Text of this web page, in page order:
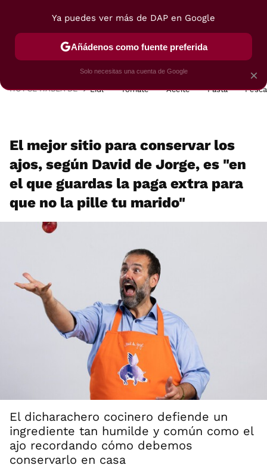
POSTRES VIAJES SELECCIÓN VEGUI
HOY SE HABLA DE Lidl Tomate Aceite Pasta
El mejor sitio para conservar los
ajos, según David de Jorge, es "en
el que guardas la paga extra para
que no la pille tu marido"
El dicharachero cocinero defiende un
ingrediente tan humilde y común como el
ajo recordando cómo debemos
conservarlo en casa
×
Ya puedes ver más de DAP en Google
Añádenos como fuente preferida
Solo necesitas una cuenta de Google